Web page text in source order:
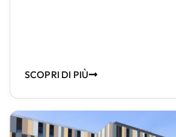
SCOPRI DI PIÙ